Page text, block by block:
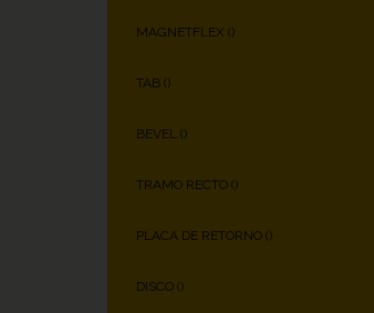
MAGNETFLEX ()
TAB ()
BEVEL ()
TRAMO RECTO ()
PLACA DE RETORNO ()
DISCO ()